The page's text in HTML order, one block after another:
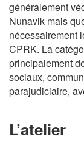
généralement
Nunavik mais
nécessairement
CPRK. La
principalement
sociaux,
parajudiciaire,
L’atelier